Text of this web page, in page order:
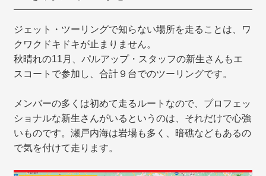
ジェット・ツーリングで知らない場所を走ることは、ワ
クワクドキドキが止まりません。
秋晴れの11月、パルアップ・スタッフの新生さんもエ
スコートで参加し、合計９台でのツーリングです。
メンバーの多くは初めて走るルートなので、プロフェッ
ショナルな新生さんがいるというのは、それだけで心強
いものです。瀬戸内海は岩場も多く、暗礁などもあるの
で気を付けて走ります。